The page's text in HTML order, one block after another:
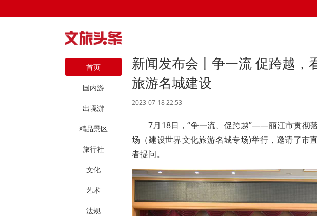
首页
国内游
出境游
精品景区
旅行社
文化
艺术
法规
新闻发布会丨争一流 促跨越，
旅游名城建设
2023-07-18 22:53
7月18日，“争一流、促跨越”——丽江市贯彻
场（建设世界文化旅游名城专场)举行，邀请了市
者提问。